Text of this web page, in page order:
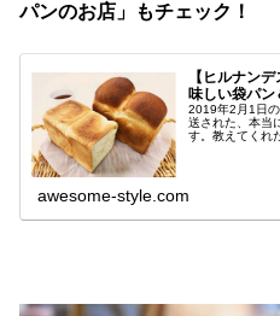
パンのお店」もチェック！
【ヒルナン
味しい袋パン
2019年2月1日
送された、本当
す。教えてくれ
awesome-style.com